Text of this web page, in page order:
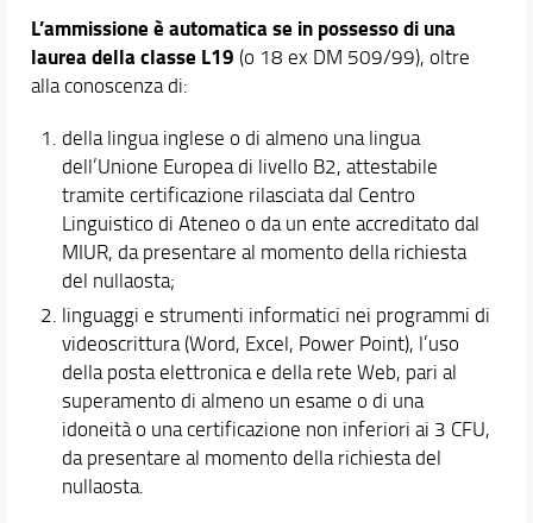
Comitato di indirizzo
Assicurazione della qualità
Segnalazioni e Reclami
Area riservata documenti
Didattica
Orientamento
Internazionalizzazione
Eventi e progetti
L’ammissione è automatica se in possesso di una
laurea della classe L19 (o 18 ex DM 509/99), oltre
alla conoscenza di:
della lingua inglese o di almeno una lingua
dell’Unione Europea di livello B2, attestabile
tramite certificazione rilasciata dal Centro
Linguistico di Ateneo o da un ente accreditato dal
MIUR, da presentare al momento della richiesta
del nullaosta;
linguaggi e strumenti informatici nei programmi di
videoscrittura (Word, Excel, Power Point), l’uso
della posta elettronica e della rete Web, pari al
superamento di almeno un esame o di una
idoneità o una certificazione non inferiori ai 3 CFU,
da presentare al momento della richiesta del
nullaosta.